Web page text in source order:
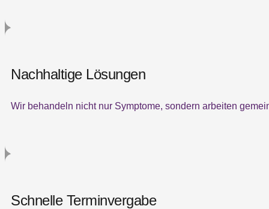
Nachhaltige Lösungen
Wir behandeln nicht nur Symptome, sondern arbeiten
Schnelle Terminvergabe